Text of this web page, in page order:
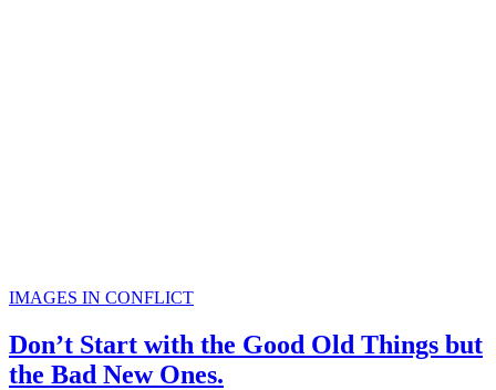
IMAGES IN CONFLICT
Don’t Start with the Good Old Things but
the Bad New Ones.